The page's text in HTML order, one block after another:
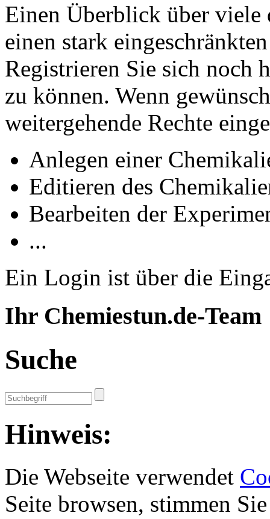
Einen Überblick über viele
einen stark
Registrieren Sie sich noch
zu können. Wenn
weitergehende Rechte
Anlegen einer
Editieren des
Bearbeiten der
...
Ein Login ist über die
Ihr Chemiestun.de-Team
Suche
Hinweis:
Die Webseite verwendet
Seite browsen, stimmen